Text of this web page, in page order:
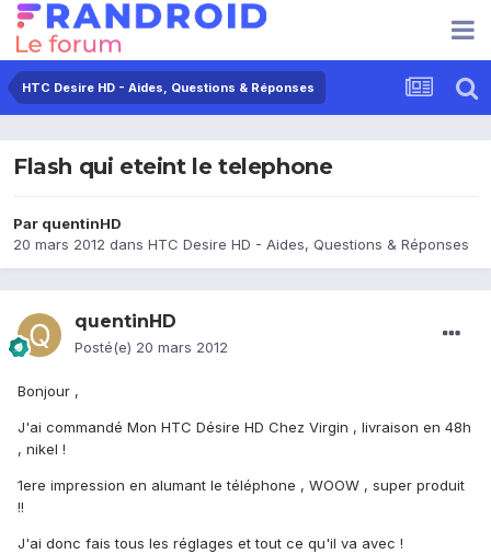
HTC Desire HD - Aides, Questions & Réponses
Flash qui eteint le telephone
Par quentinHD
20 mars 2012 dans HTC Desire HD - Aides, Questions & Réponses
quentinHD
Posté(e) 20 mars 2012
Bonjour ,
J'ai commandé Mon HTC Désire HD Chez Virgin , livraison en 48h
, nikel !
1ere impression en alumant le téléphone , WOOW , super produit
!!
J'ai donc fais tous les réglages et tout ce qu'il va avec !